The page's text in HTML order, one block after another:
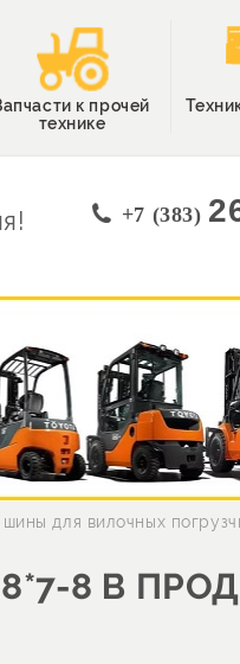
к прочей
технике
+7 (383)
для вилочных
8 В